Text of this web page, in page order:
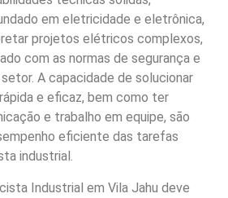
em eletricidade e eletrônica,
projetos elétricos complexos,
com as normas de segurança e
A capacidade de solucionar
e eficaz, bem como ter
e trabalho em equipe, são
eficiente das tarefas
industrial.
Industrial em Vila Jahu deve